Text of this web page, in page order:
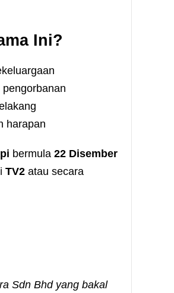
Ini?
harapan
bermula 22 Disember
TV2 atau secara
Sdn Bhd yang bakal